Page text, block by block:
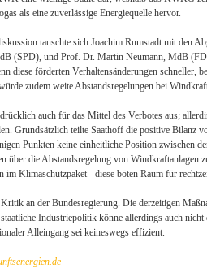
als eine zuverlässige Energiequelle hervor.
tauschte sich Joachim Rumstadt mit den
(SPD), und Prof. Dr. Martin Neumann, MdB
diese förderten Verhaltensänderungen schneller,
zudem weite Abstandsregelungen bei
auch für das Mittel des Verbotes aus;
Grundsätzlich teilte Saathoff die positive Bilanz
Punkten keine einheitliche Position zwischen
über die Abstandsregelung von Windkraftanlagen
im Klimaschutzpaket - diese böten Raum für
an der Bundesregierung. Die derzeitigen
Industriepolitik könne allerdings auch
Alleingang sei keineswegs effizient.